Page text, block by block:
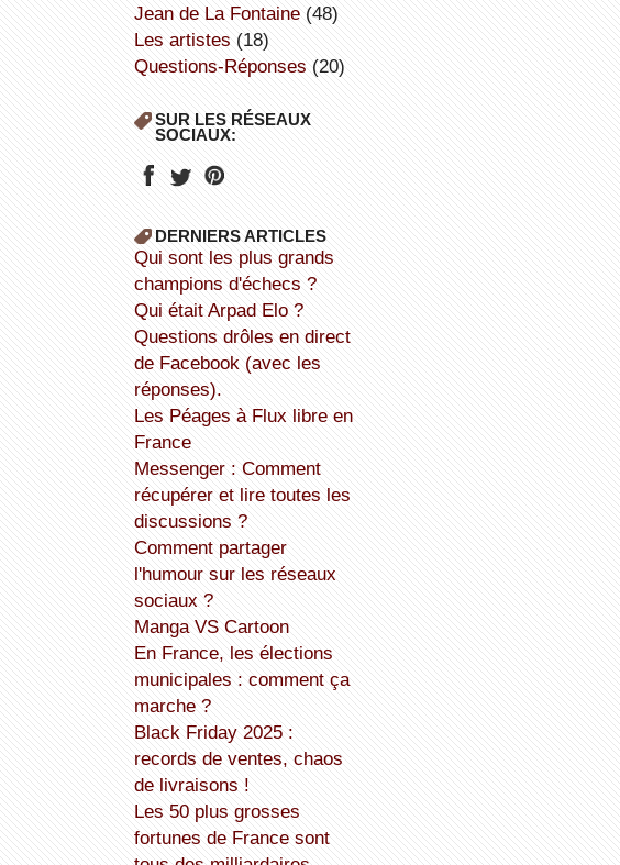
Jean de La Fontaine(48)
Les artistes (18)
Questions-Réponses (20)
SUR LES RÉSEAUX
SOCIAUX:
DERNIERS ARTICLES
Qui sont les plus grands
champions d'échecs ?
Qui était Arpad Elo ?
Questions drôles en direct
de Facebook (avec les
réponses).
Les Péages à Flux libre en
France
Messenger : Comment
récupérer et lire toutes les
discussions ?
Comment partager
l'humour sur les réseaux
sociaux ?
Manga VS Cartoon
En France, les élections
municipales : comment ça
marche ?
Black Friday 2025 :
records de ventes, chaos
de livraisons !
Les 50 plus grosses
fortunes de France sont